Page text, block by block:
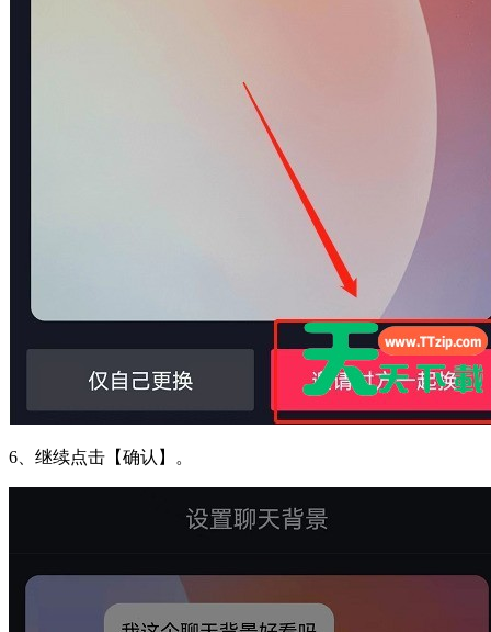
6、继续点击【确认】。